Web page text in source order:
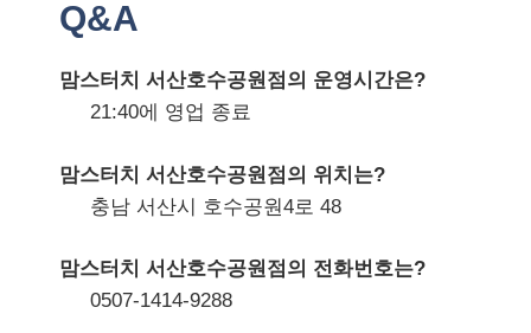
Q&A
맘스터치 서산호수공원점의 운영시간은?
21:40에 영업 종료
맘스터치 서산호수공원점의 위치는?
충남 서산시 호수공원4로 48
맘스터치 서산호수공원점의 전화번호는?
0507-1414-9288